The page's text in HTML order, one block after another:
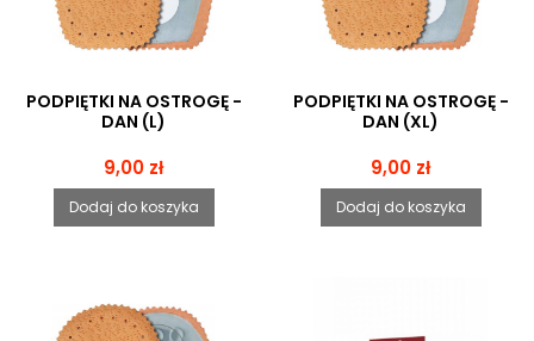
PODPIĘTKI NA OSTROGĘ -
DAN (L)
Cena
9,00 zł
Dodaj do koszyka
PODPIĘTKI NA OSTROGĘ -
DAN (XL)
Cena
9,00 zł
Dodaj do koszyka